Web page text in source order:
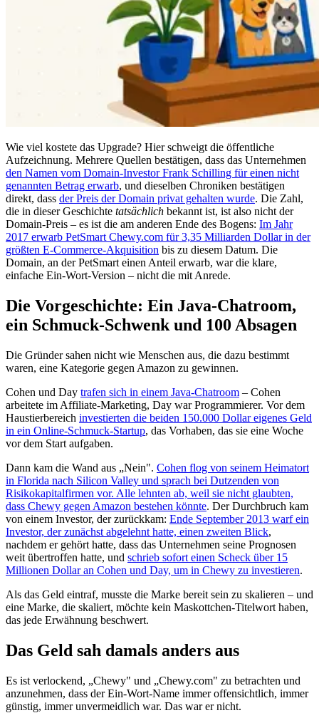
Wie viel kostete das Upgrade? Hier schweigt die öffentliche
Aufzeichnung. Mehrere Quellen bestätigen, dass das Unternehmen
den Namen vom Domain-Investor Frank Schilling für einen nicht
genannten Betrag erwarb, und dieselben Chroniken bestätigen
direkt, dass der Preis der Domain privat gehalten wurde. Die Zahl,
die in dieser Geschichte tatsächlich bekannt ist, ist also nicht der
Domain-Preis – es ist die am anderen Ende des Bogens: Im Jahr
2017 erwarb PetSmart Chewy.com für 3,35 Milliarden Dollar in der
größten E-Commerce-Akquisition bis zu diesem Datum. Die
Domain, an der PetSmart einen Anteil erwarb, war die klare,
einfache Ein-Wort-Version – nicht die mit Anrede.
Die Vorgeschichte: Ein Java-Chatroom,
ein Schmuck-Schwenk und 100 Absagen
Die Gründer sahen nicht wie Menschen aus, die dazu bestimmt
waren, eine Kategorie gegen Amazon zu gewinnen.
Cohen und Day trafen sich in einem Java-Chatroom – Cohen
arbeitete im Affiliate-Marketing, Day war Programmierer. Vor dem
Haustierbereich investierten die beiden 150.000 Dollar eigenes Geld
in ein Online-Schmuck-Startup, das Vorhaben, das sie eine Woche
vor dem Start aufgaben.
Dann kam die Wand aus „Nein". Cohen flog von seinem Heimatort
in Florida nach Silicon Valley und sprach bei Dutzenden von
Risikokapitalfirmen vor. Alle lehnten ab, weil sie nicht glaubten,
dass Chewy gegen Amazon bestehen könnte. Der Durchbruch kam
von einem Investor, der zurückkam: Ende September 2013 warf ein
Investor, der zunächst abgelehnt hatte, einen zweiten Blick,
nachdem er gehört hatte, dass das Unternehmen seine Prognosen
weit übertroffen hatte, und schrieb sofort einen Scheck über 15
Millionen Dollar an Cohen und Day, um in Chewy zu investieren.
Als das Geld eintraf, musste die Marke bereit sein zu skalieren – und
eine Marke, die skaliert, möchte kein Maskottchen-Titelwort haben,
das jede Erwähnung beschwert.
Das Geld sah damals anders aus
Es ist verlockend, „Chewy" und „Chewy.com" zu betrachten und
anzunehmen, dass der Ein-Wort-Name immer offensichtlich, immer
günstig, immer unvermeidlich war. Das war er nicht.